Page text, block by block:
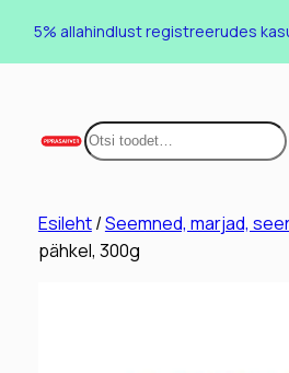
Otsi
Esileht/Seemned, marjad,
pähkel, 300g
5% allahindlust registreerudes